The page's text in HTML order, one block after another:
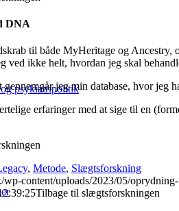
psykiatripolitik
DNA
til både MyHeritage og
ved ikke helt, hvordan jeg skal
gennemgår jeg min database, hvor
erfaringer med at sige til en
, Metode, Slægtsforskning
wp-content/uploads/2023/05/
Tilbage til slægtsforskningen